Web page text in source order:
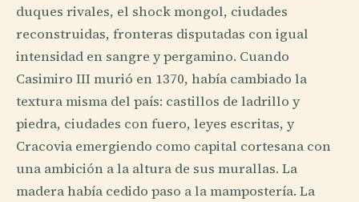
duques rivales, el shock mongol, ciudades
reconstruidas, fronteras disputadas con igual
intensidad en sangre y pergamino. Cuando
Casimiro III murió en 1370, había cambiado la
textura misma del país: castillos de ladrillo y
piedra, ciudades con fuero, leyes escritas, y
Cracovia emergiendo como capital cortesana con
una ambición a la altura de sus murallas. La
madera había cedido paso a la mampostería. La